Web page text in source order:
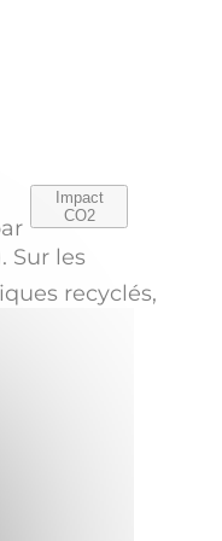
Impact
CO2
Sur les
recyclés,